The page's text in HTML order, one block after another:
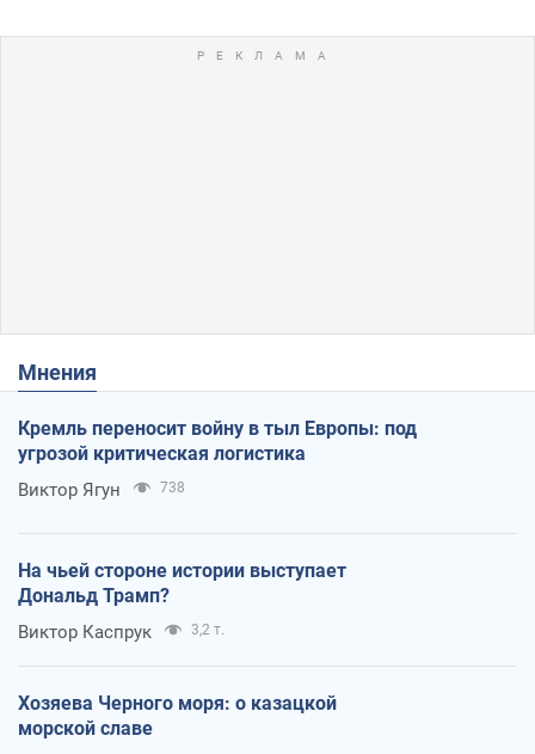
Мнения
Кремль переносит войну в тыл Европы: под
угрозой критическая логистика
Виктор Ягун 738
На чьей стороне истории выступает
Дональд Трамп?
Виктор Каспрук 3,2 т.
Хозяева Черного моря: о казацкой
морской славе